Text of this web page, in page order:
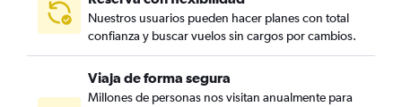
Nuestros usuarios pueden hacer planes con total
confianza y buscar vuelos sin cargos por cambios.
Viaja de forma segura
Millones de personas nos visitan anualmente para